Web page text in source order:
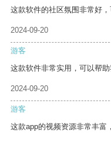
这款软件的社区氛围非常好
2024-09-20
游客
这款软件非常实用，可以帮助
2024-09-20
游客
这款app的视频资源非常丰富